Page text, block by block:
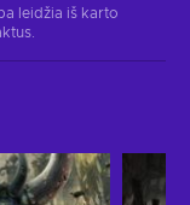
leidžia iš karto